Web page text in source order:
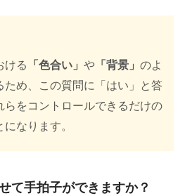
ける 「色合い」 や 「背景」 のよ
ため、この質問に「はい」と答
らをコントロールできるだけの
なります。
て手拍子ができますか？